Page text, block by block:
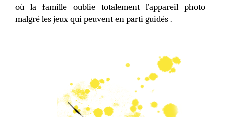
où la famille oublie totalement l’appareil photo
malgré les jeux qui peuvent en parti guidés .